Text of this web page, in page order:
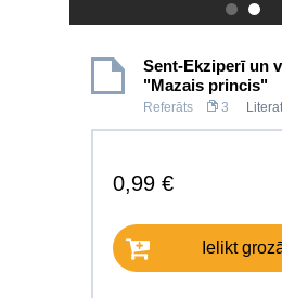
.
Sent-Ekziperī un
"Mazais princis"
Referāts 3
0,99 €
Ielikt